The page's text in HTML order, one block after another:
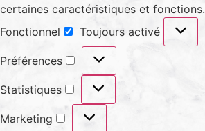
certaines caractéristiques et fonctions.
Fonctionnel
Toujours activé
Préférences
Statistiques
Marketing